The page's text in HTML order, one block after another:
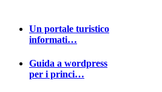
Un portale turistico
informati…
Guida a wordpress
per i princi…